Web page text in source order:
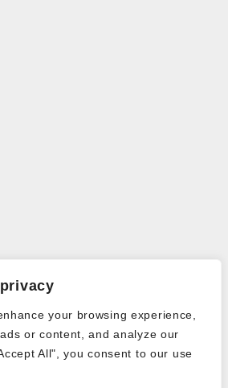
your browsing experience,
or content, and analyze our
All", you consent to our use